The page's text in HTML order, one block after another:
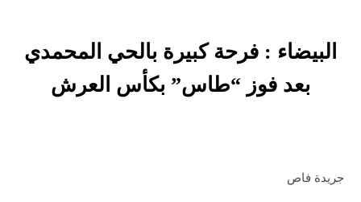
البيضاء : فرحة كبيرة بالحي المحمدي
بعد فوز “طاس” بكأس العرش
جريدة فاص